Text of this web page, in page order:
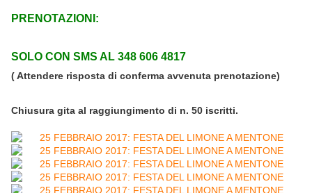
PRENOTAZIONI:
SOLO CON SMS AL 348 606 4817
( Attendere risposta di conferma avvenuta prenotazione)
Chiusura gita al raggiungimento di n. 50 iscritti.